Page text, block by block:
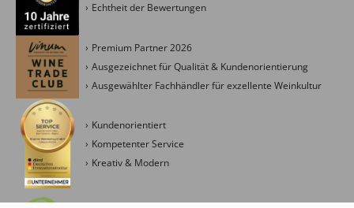
Echtheit der Bewertungen
Premium Partner 2026
Ausgezeichnet für Qualität & Kundenorientierung
Ausgewählter Fachhändler für exzellente Weinkultur
Kundenorientiert
Kompetenter Service
Kreativ & Modern